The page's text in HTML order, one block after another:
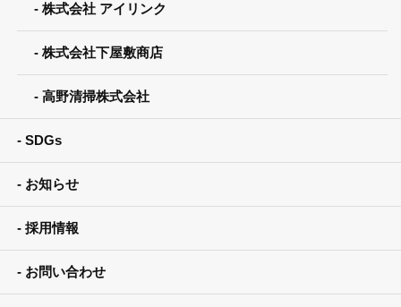
株式会社 アイリンク
株式会社下屋敷商店
高野清掃株式会社
SDGs
お知らせ
採用情報
お問い合わせ